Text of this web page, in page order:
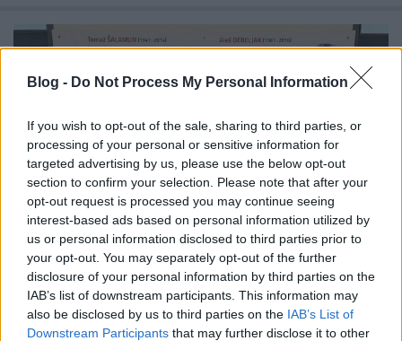
Blog - Do Not Process My Personal Information
If you wish to opt-out of the sale, sharing to third parties, or
processing of your personal or sensitive information for
targeted advertising by us, please use the below opt-out
section to confirm your selection. Please note that after your
opt-out request is processed you may continue seeing
interest-based ads based on personal information utilized by
us or personal information disclosed to third parties prior to
your opt-out. You may separately opt-out of the further
disclosure of your personal information by third parties on the
IAB’s list of downstream participants. This information may
also be disclosed by us to third parties on the IAB’s List of
Downstream Participants that may further disclose it to other
Vivat Szlovénia! Második rész
Kiállításismertető